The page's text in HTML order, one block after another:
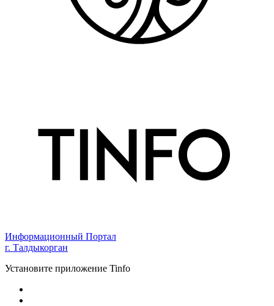
Информационный Портал
г. Талдыкорган
Установите приложение Tinfo